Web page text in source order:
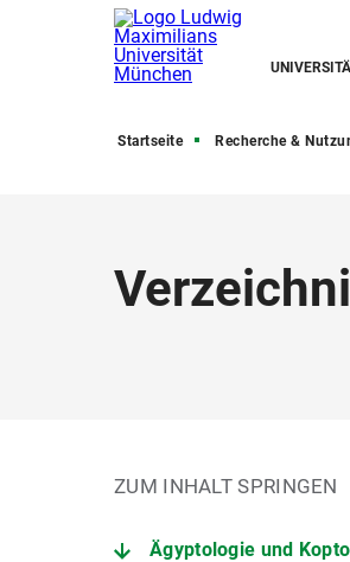
Startseite Recherche &
ZUM INHALT SPRINGEN
Ägyptologie und